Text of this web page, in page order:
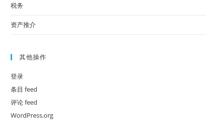
税务
资产推介
其他操作
登录
条目 feed
评论 feed
WordPress.org